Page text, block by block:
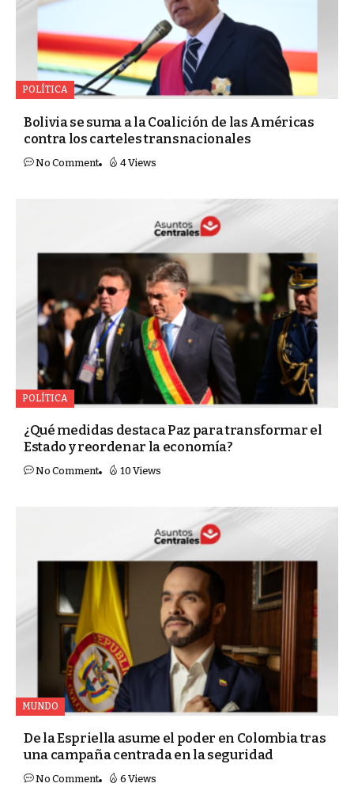
POLÍTICA
Bolivia se suma a la Coalición de las Américas
contra los carteles transnacionales
No Comment 4 Views
POLÍTICA
¿Qué medidas destaca Paz para transformar el
Estado y reordenar la economía?
No Comment 10 Views
MUNDO
De la Espriella asume el poder en Colombia tras
una campaña centrada en la seguridad
No Comment 6 Views